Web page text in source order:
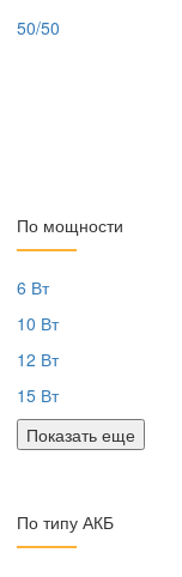
50/50
По мощности
6 Вт
10 Вт
12 Вт
15 Вт
Показать еще
По типу АКБ